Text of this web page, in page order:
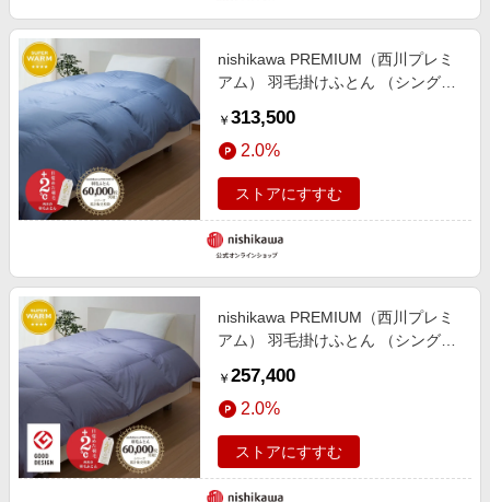
nishikawa PREMIUM（西川プレミ
アム） 羽毛掛けふとん （シングル
￥ 313,500
2.0%
ストアにすすむ
nishikawa PREMIUM（西川プレミ
アム） 羽毛掛けふとん （シングル
￥ 257,400
2.0%
ストアにすすむ